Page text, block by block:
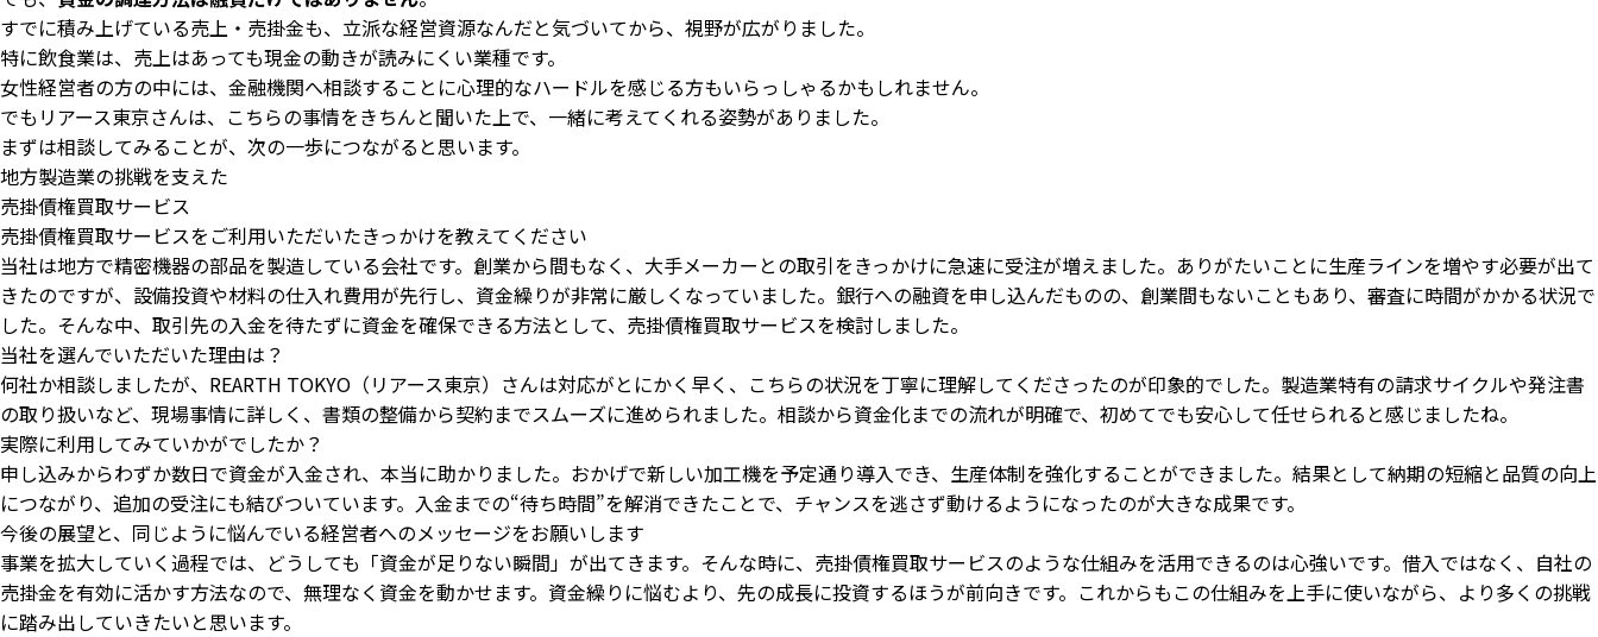
すでに積み上げている売上・売掛金も、立派な経営資源なんだと気づいてから、視野が広がりました。
特に飲食業は、売上はあっても現金の動きが読みにくい業種です。
女性経営者の方の中には、金融機関へ相談することに心理的なハードルを感じる方もいらっしゃるかもしれません。
でもリアース東京さんは、こちらの事情をきちんと聞いた上で、一緒に考えてくれる姿勢がありました。
まずは相談してみることが、次の一歩につながると思います。
地方製造業の挑戦を支えた
売掛債権買取サービス
売掛債権買取サービスをご利用いただいたきっかけを教えてください
当社は地方で精密機器の部品を製造している会社です。創業から間もなく、大手メーカーとの取引をきっかけに急速に受注が増えました。ありがたいことに生産ラインを増やす必要が出て
きたのですが、設備投資や材料の仕入れ費用が先行し、資金繰りが非常に厳しくなっていました。銀行への融資を申し込んだものの、創業間もないこともあり、審査に時間がかかる状況で
した。そんな中、取引先の入金を待たずに資金を確保できる方法として、売掛債権買取サービスを検討しました。
当社を選んでいただいた理由は？
何社か相談しましたが、REARTH TOKYO（リアース東京）さんは対応がとにかく早く、こちらの状況を丁寧に理解してくださったのが印象的でした。製造業特有の請求サイクルや発注書
の取り扱いなど、現場事情に詳しく、書類の整備から契約までスムーズに進められました。相談から資金化までの流れが明確で、初めてでも安心して任せられると感じましたね。
実際に利用してみていかがでしたか？
申し込みからわずか数日で資金が入金され、本当に助かりました。おかげで新しい加工機を予定通り導入でき、生産体制を強化することができました。結果として納期の短縮と品質の向上
につながり、追加の受注にも結びついています。入金までの“待ち時間”を解消できたことで、チャンスを逃さず動けるようになったのが大きな成果です。
今後の展望と、同じように悩んでいる経営者へのメッセージをお願いします
事業を拡大していく過程では、どうしても「資金が足りない瞬間」が出てきます。そんな時に、売掛債権買取サービスのような仕組みを活用できるのは心強いです。借入ではなく、自社の
売掛金を有効に活かす方法なので、無理なく資金を動かせます。資金繰りに悩むより、先の成長に投資するほうが前向きです。これからもこの仕組みを上手に使いながら、より多くの挑戦
に踏み出していきたいと思います。